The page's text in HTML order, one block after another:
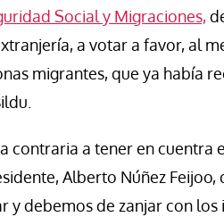
Social y Migraciones,
a votar a favor, al
migrantes, que ya había
contraria a tener en cuentra
Alberto Núñez
y debemos de zanjar con